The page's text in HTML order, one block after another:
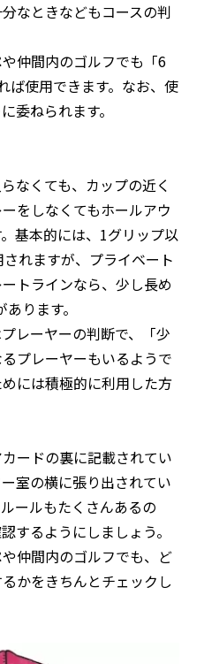
なときなどもコースの判
仲間内のゴルフでも「6
ば使用できます。なお、使
委ねられます。
なくても、カップの近く
をしなくてもホールアウ
基本的には、1グリップ以
れますが、プライベート
トラインなら、少し長め
ります。
レーヤーの判断で、「少
プレーヤーもいるようで
には積極的に利用した方
ードの裏に記載されてい
室の横に張り出されてい
ールもたくさんあるの
するようにしましょう。
仲間内のゴルフでも、ど
かをきちんとチェックし